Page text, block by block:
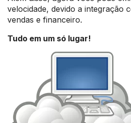
velocidade, devido a integração
vendas e financeiro.
Tudo em um só lugar!